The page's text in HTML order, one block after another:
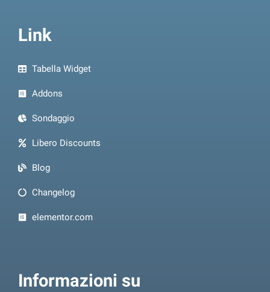
Informazioni su
Link
Tabella Widget
Addons
Sondaggio
Libero Discounts
Blog
Changelog
elementor.com